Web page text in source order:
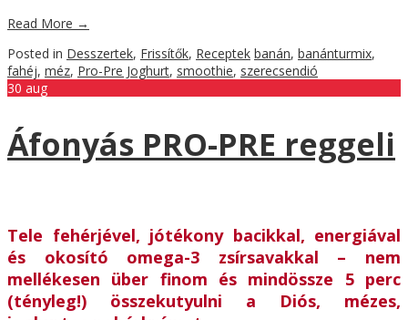
Read More →
Posted in Desszertek, Frissítők, Receptek banán, banánturmix,
fahéj, méz, Pro-Pre Joghurt, smoothie, szerecsendió
30 aug
Áfonyás PRO-PRE reggeli
Tele fehérjével, jótékony bacikkal, energiával
és okosító omega-3 zsírsavakkal – nem
mellékesen über finom és mindössze 5 perc
(tényleg!) összekutyulni a Diós, mézes,